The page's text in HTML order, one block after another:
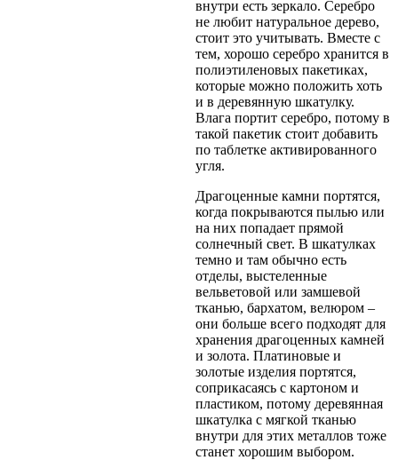
внутри есть зеркало. Серебро
не любит натуральное дерево,
стоит это учитывать. Вместе с
тем, хорошо серебро хранится в
полиэтиленовых пакетиках,
которые можно положить хоть
и в деревянную шкатулку.
Влага портит серебро, потому в
такой пакетик стоит добавить
по таблетке активированного
угля.
Драгоценные камни портятся,
когда покрываются пылью или
на них попадает прямой
солнечный свет. В шкатулках
темно и там обычно есть
отделы, выстеленные
вельветовой или замшевой
тканью, бархатом, велюром –
они больше всего подходят для
хранения драгоценных камней
и золота. Платиновые и
золотые изделия портятся,
соприкасаясь с картоном и
пластиком, потому деревянная
шкатулка с мягкой тканью
внутри для этих металлов тоже
станет хорошим выбором.